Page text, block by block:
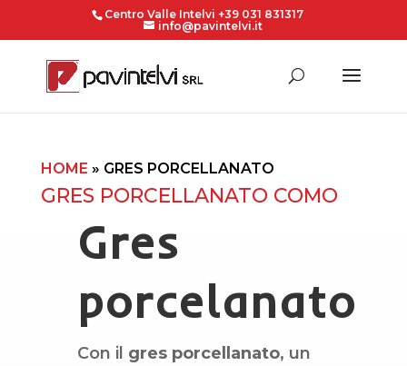
Centro Valle Intelvi +39 031 831317
info@pavintelvi.it
HOME » GRES PORCELLANATO
GRES PORCELLANATO COMO
Gres
porcelanato
Con il gres porcellanato, un